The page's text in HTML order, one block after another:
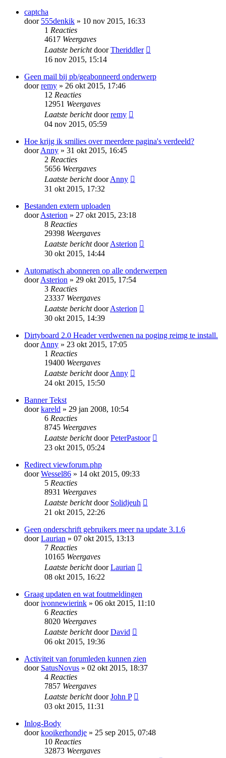
captcha
door 555denkik » 10 nov 2015, 16:33
1 Reacties
4617 Weergaves
Laatste berichtdoorTheriddler
16 nov 2015, 15:14
Geen mail bij pb/geabonneerd onderwerp
doorremy » 26 okt 2015, 17:46
12 Reacties
12951 Weergaves
Laatste berichtdoorremy
04 nov 2015, 05:59
Hoe krijg ik smilies over meerdere pagina's verdeeld?
doorAnny » 31 okt 2015, 16:45
2 Reacties
5656 Weergaves
Laatste berichtdoorAnny
31 okt 2015, 17:32
Bestanden extern uploaden
doorAsterion » 27 okt 2015, 23:18
8 Reacties
29398 Weergaves
Laatste berichtdoorAsterion
30 okt 2015, 14:44
Automatisch abonneren op alle onderwerpen
doorAsterion » 29 okt 2015, 17:54
3 Reacties
23337 Weergaves
Laatste berichtdoorAsterion
30 okt 2015, 14:39
Dirtyboard 2.0 Header verdwenen na poging reimg te install.
doorAnny » 23 okt 2015, 17:05
1 Reacties
19400 Weergaves
Laatste berichtdoorAnny
24 okt 2015, 15:50
Banner Tekst
doorkareld » 29 jan 2008, 10:54
6 Reacties
8745 Weergaves
Laatste berichtdoorPeterPastoor
23 okt 2015, 05:24
Redirect viewforum.php
doorWessel86 » 14 okt 2015, 09:33
5 Reacties
8931 Weergaves
Laatste berichtdoor Solidjeuh
21 okt 2015, 22:26
Geen onderschrift gebruikers meer na update 3.1.6
doorLaurian » 07 okt 2015, 13:13
7 Reacties
10165 Weergaves
Laatste berichtdoorLaurian
08 okt 2015, 16:22
Graag updaten en wat foutmeldingen
doorivonnewierink » 06 okt 2015, 11:10
6 Reacties
8020 Weergaves
Laatste berichtdoorDavid
06 okt 2015, 19:36
Activiteit van forumleden kunnen zien
door SatusNovus » 02 okt 2015, 18:37
4 Reacties
7857 Weergaves
Laatste berichtdoorJohn P
03 okt 2015, 11:31
Inlog-Body
doorkooikerhondje » 25 sep 2015, 07:48
10 Reacties
32873 Weergaves